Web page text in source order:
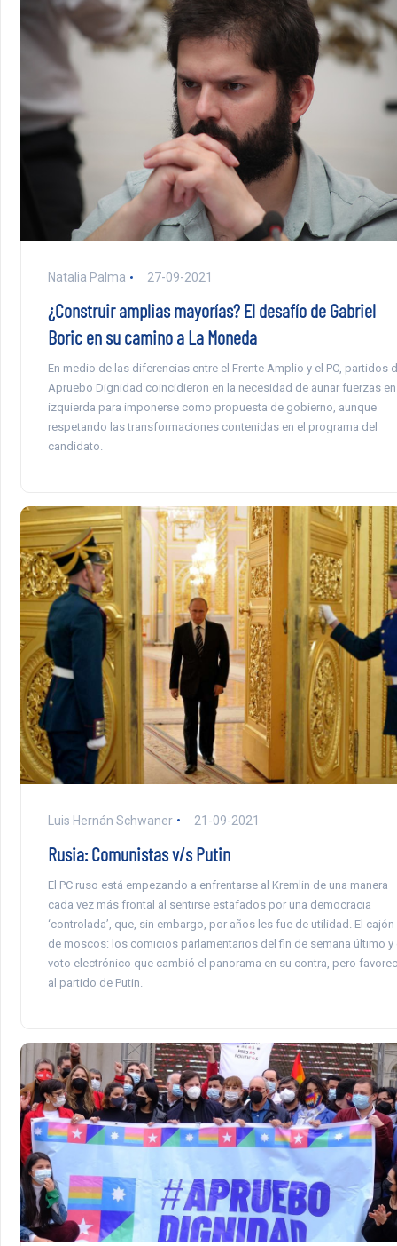
Natalia Palma 27-09-2021
¿Construir amplias mayorías? El desafío de Gabriel
Boric en su camino a La Moneda
En medio de las diferencias entre el Frente Amplio y el PC, partidos
Apruebo Dignidad coincidieron en la necesidad de aunar fuerzas
izquierda para imponerse como propuesta de gobierno, aunque
respetando las transformaciones contenidas en el programa del
candidato.
Luis Hernán Schwaner 21-09-2021
Rusia: Comunistas v/s Putin
El PC ruso está empezando a enfrentarse al Kremlin de una manera
cada vez más frontal al sentirse estafados por una democracia
‘controlada’, que, sin embargo, por años les fue de utilidad. El cajón
de moscos: los comicios parlamentarios del fin de semana último y
voto electrónico que cambió el panorama en su contra, pero
al partido de Putin.